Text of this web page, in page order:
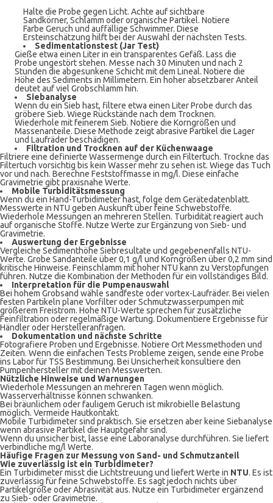
Halte die Probe gegen Licht. Achte auf sichtbare
Sandkörner, Schlamm oder organische Partikel. Notiere
Farbe Geruch und auffällige Schwimmer. Diese
Ersteinschätzung hilft bei der Auswahl der nächsten Tests.
Sedimentationstest (Jar Test)
Gieße etwa einen Liter in ein transparentes Gefäß. Lass die
Probe ungestört stehen. Messe nach 30 Minuten und nach 2
Stunden die abgesunkene Schicht mit dem Lineal. Notiere die
Höhe des Sediments in Millimetern. Ein hoher absetzbarer Anteil
deutet auf viel Grobschlamm hin.
Siebanalyse
Wenn du ein Sieb hast, filtere etwa einen Liter Probe durch das
gröbere Sieb. Wiege Rückstände nach dem Trocknen.
Wiederhole mit feinerem Sieb. Notiere die Korngrößen und
Massenanteile. Diese Methode zeigt abrasive Partikel die Lager
und Laufräder beschädigen.
Filtration und Trocknen auf der Küchenwaage
Filtriere eine definierte Wassermenge durch ein Filtertuch. Trockne das
Filtertuch vorsichtig bis kein Wasser mehr zu sehen ist. Wiege das Tuch
vor und nach. Berechne Feststoffmasse in mg/l. Diese einfache
Gravimetrie gibt praxisnahe Werte.
Mobile Turbiditätsmessung
Wenn du ein Hand-Turbidimeter hast, folge dem Gerätedatenblatt.
Messwerte in NTU geben Auskunft über feine Schwebstoffe.
Wiederhole Messungen an mehreren Stellen. Turbidität reagiert auch
auf organische Stoffe. Nutze Werte zur Ergänzung von Sieb- und
Gravimetrie.
Auswertung der Ergebnisse
Vergleiche Sedimenthöhe Siebresultate und gegebenenfalls NTU-
Werte. Grobe Sandanteile über 0,1 g/l und Korngrößen über 0,2 mm sind
kritische Hinweise. Feinschlamm mit hoher NTU kann zu Verstopfungen
führen. Nutze die Kombination der Methoden für ein vollständiges Bild.
Interpretation für die Pumpenauswahl
Bei hohem Grobsand wähle sandfeste oder vortex-Laufräder. Bei vielen
festen Partikeln plane Vorfilter oder Schmutzwasserpumpen mit
größerem Freistrom. Hohe NTU-Werte sprechen für zusätzliche
Feinfiltration oder regelmäßige Wartung. Dokumentiere Ergebnisse für
Händler oder Herstelleranfragen.
Dokumentation und nächste Schritte
Fotografiere Proben und Ergebnisse. Notiere Ort Messmethoden und
Zeiten. Wenn die einfachen Tests Probleme zeigen, sende eine Probe
ins Labor für TSS Bestimmung. Bei Unsicherheit konsultiere den
Pumpenhersteller mit deinen Messwerten.
Nützliche Hinweise und Warnungen
Wiederhole Messungen an mehreren Tagen wenn möglich.
Wasserverhältnisse können schwanken.
Bei bräunlichem oder fauligem Geruch ist mikrobielle Belastung
möglich. Vermeide Hautkontakt.
Mobile Turbidimeter sind praktisch. Sie ersetzen aber keine Siebanalyse
wenn abrasive Partikel die Hauptgefahr sind.
Wenn du unsicher bist, lasse eine Laboranalyse durchführen. Sie liefert
verbindliche mg/l Werte.
Häufige Fragen zur Messung von Sand- und Schmutzanteil
Wie zuverlässig ist ein Turbidimeter?
Ein Turbidimeter misst die Lichtstreuung und liefert Werte in NTU. Es ist
zuverlässig für feine Schwebstoffe. Es sagt jedoch nichts über
Partikelgröße oder Abrasivität aus. Nutze ein Turbidimeter ergänzend
zu Sieb- oder Gravimetrie.